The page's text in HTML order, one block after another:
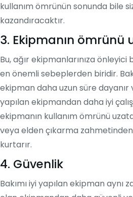
kullanım ömrünün sonunda bile
kazandıracaktır.
3. Ekipmanın ömrünü
Bu, ağır ekipmanlarınıza önleyici
en önemli sebeplerden biridir.
ekipman daha uzun süre dayanır
yapılan ekipmandan daha iyi
ekipmanın kullanım ömrünü
veya elden çıkarma
kurtarır.
4. Güvenlik
Bakımı iyi yapılan ekipman aynı